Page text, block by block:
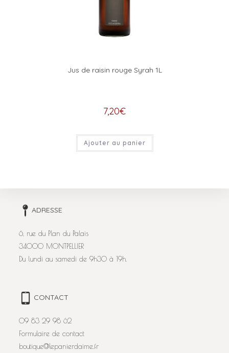
Jus de raisin rouge Syrah 1L
7,20€
Ajouter au panier
ADRESSE
6, rue du Plan du Palais
34000 MONTPELLIER
Du lundi au samedi de 9h30 à 19h.
CONTACT
09 83 29 98 62
Formulaire de contact
boutique@lepanierdaime.fr